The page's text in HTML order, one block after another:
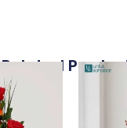
Related